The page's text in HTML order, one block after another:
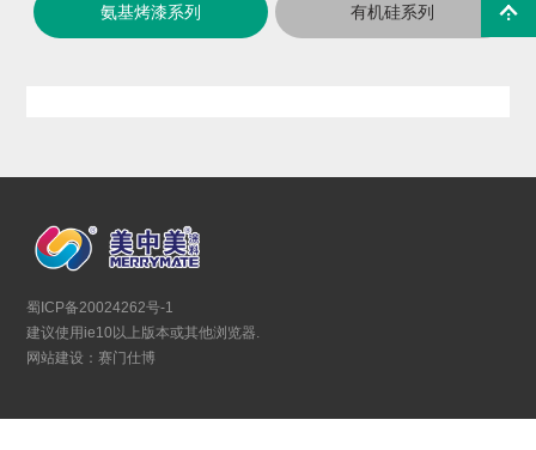
氨基烤漆系列 有机硅系列
蜀ICP备20024262号-1
建议使用ie10以上版本或其他浏览器.
网站建设：赛门仕博